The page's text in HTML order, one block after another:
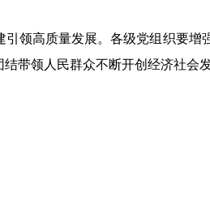
领高质量发展。各级党组织要增
带领人民群众不断开创经济社会发